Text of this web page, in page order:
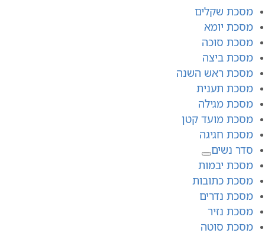
מסכת שקלים
מסכת יומא
מסכת סוכה
מסכת ביצה
מסכת ראש השנה
מסכת תענית
מסכת מגילה
מסכת מועד קטן
מסכת חגיגה
סדר נשים
מסכת יבמות
מסכת כתובות
מסכת נדרים
מסכת נזיר
מסכת סוטה